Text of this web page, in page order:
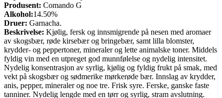
Produsent: Comando G
Alkohol:14.50%
Druer: Garnacha.
Beskrivelse: Kjølig, fersk og innsmigrende på nesen med aromaer
av skogsbær, røde kirsebær og bringebær, samt lilla blomster,
krydder- og peppertoner, mineraler og lette animalske toner. Middels
fyldig vin med en utpreget god munnfølelse og nydelig intensitet.
Nydelig konsentrasjon av syrlig, kjølig og fyldig frukt på smak, med
vekt på skogsbær og sødmerike mørkerøde bær. Innslag av krydder,
anis, pepper, mineraler og noe tre. Frisk syre. Ferske, ganske faste
tanniner. Nydelig lengde med en tørr og syrlig, stram avslutning.